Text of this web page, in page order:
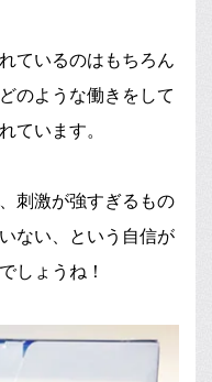
ているのはもちろん
のような働きをして
ています。
刺激が強すぎるもの
ない、という自信が
しょうね！